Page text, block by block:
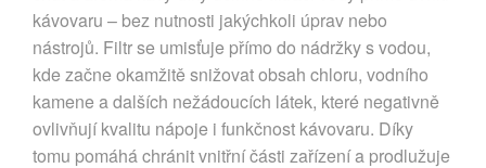
kávovaru – bez nutnosti jakýchkoli úprav nebo
nástrojů. Filtr se umisťuje přímo do nádržky s vodou,
kde začne okamžitě snižovat obsah chloru, vodního
kamene a dalších nežádoucích látek, které negativně
ovlivňují kvalitu nápoje i funkčnost kávovaru. Díky
tomu pomáhá chránit vnitřní části zařízení a prodlužuje